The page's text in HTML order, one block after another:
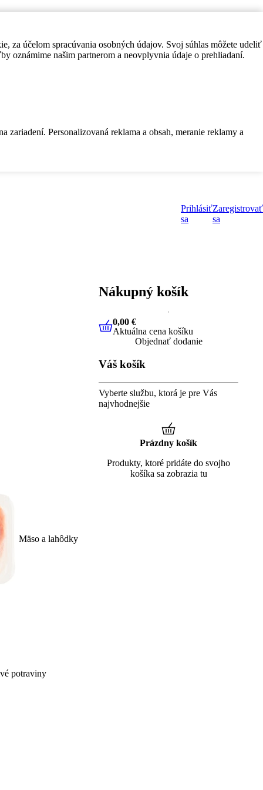
za účelom spracúvania osobných údajov. Svoj súhlas môžete udeliť
oznámime našim partnerom a neovplyvnia údaje o prehliadaní.
Personalizovaná reklama a obsah, meranie reklamy a
Prihlásiť
sa
Zaregistrovať
sa
Mäso a lahôdky
potraviny
Nákupný košík
0,00 €Aktuálna cena košíku
0,00 €
Aktuálna cena košíku
Objednať dodanie
Váš košík
Vyberte službu, ktorá je pre Vás
najvhodnejšie
Prázdny košík
Produkty, ktoré pridáte do svojho
košíka sa zobrazia tu